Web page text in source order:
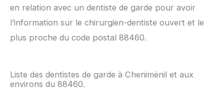
en relation avec un dentiste de garde pour avoir
l’information sur le chirurgien-dentiste ouvert et le
plus proche du code postal 88460.
Liste des dentistes de garde à Cheniménil et aux
environs du 88460.